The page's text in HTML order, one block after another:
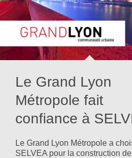
Le Grand Lyon
Métropole fait
confiance à
Le Grand Lyon Métropole a
SELVEA pour la construction